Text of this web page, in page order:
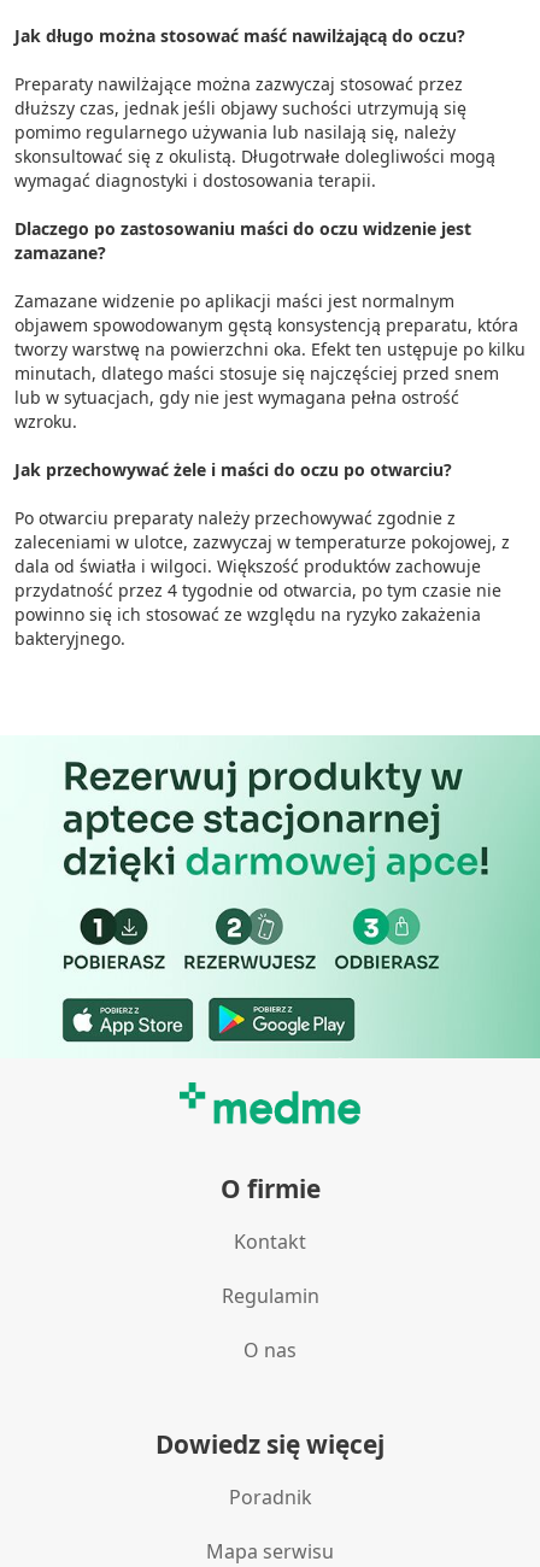
Jak długo można stosować maść nawilżającą do oczu?
Preparaty nawilżające można zazwyczaj stosować przez
dłuższy czas, jednak jeśli objawy suchości utrzymują się
pomimo regularnego używania lub nasilają się, należy
skonsultować się z okulistą. Długotrwałe dolegliwości mogą
wymagać diagnostyki i dostosowania terapii.
Dlaczego po zastosowaniu maści do oczu widzenie jest
zamazane?
Zamazane widzenie po aplikacji maści jest normalnym
objawem spowodowanym gęstą konsystencją preparatu, która
tworzy warstwę na powierzchni oka. Efekt ten ustępuje po kilku
minutach, dlatego maści stosuje się najczęściej przed snem
lub w sytuacjach, gdy nie jest wymagana pełna ostrość
wzroku.
Jak przechowywać żele i maści do oczu po otwarciu?
Po otwarciu preparaty należy przechowywać zgodnie z
zaleceniami w ulotce, zazwyczaj w temperaturze pokojowej, z
dala od światła i wilgoci. Większość produktów zachowuje
przydatność przez 4 tygodnie od otwarcia, po tym czasie nie
powinno się ich stosować ze względu na ryzyko zakażenia
bakteryjnego.
O firmie
Kontakt
Regulamin
O nas
Dowiedz się więcej
Poradnik
Mapa serwisu